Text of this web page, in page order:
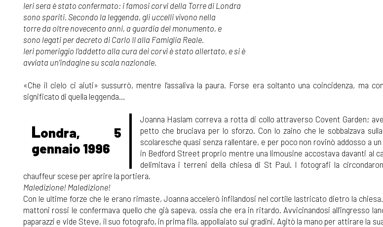
Ieri sera è stato confermato: i famosi corvi della Torre di Londra
sono spariti. Secondo la leggenda, gli uccelli vivono nella
torre da oltre novecento anni, a guardia del monumento, e
sono legati per decreto di Carlo II alla Famiglia Reale.
Ieri pomeriggio l’addetto alla cura dei corvi è stato allertato, e si è
avviata un’indagine su scala nazionale.
«Che il cielo ci aiuti» sussurrò, mentre l’assaliva la paura. Forse era soltanto una coincidenza, ma
significato di quella leggenda…
Londra, 5
gennaio 1996
Joanna Haslam correva a rotta di collo attraverso Covent Garden;
petto che bruciava per lo sforzo. Con lo zaino che le sobbalzava
scolaresche quasi senza rallentare, e per poco non rovinò addosso a
in Bedford Street proprio mentre una limousine accostava davanti al
delimitava i terreni della chiesa di St Paul. I fotografi la
chauffeur scese per aprire la portiera.
Maledizione! Maledizione!
Con le ultime forze che le erano rimaste, Joanna accelerò infilandosi nel cortile lastricato dietro la
mattoni rossi le confermava quello che già sapeva, ossia che era in ritardo. Avvicinandosi all’ingresso
paparazzi e vide Steve, il suo fotografo, in prima fila, appollaiato sui gradini. Agitò la mano per attirare la